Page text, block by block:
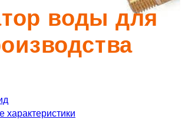
воды для
характеристики